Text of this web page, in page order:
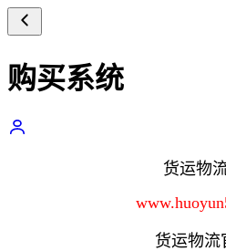
购买系统
货运物
货运物流